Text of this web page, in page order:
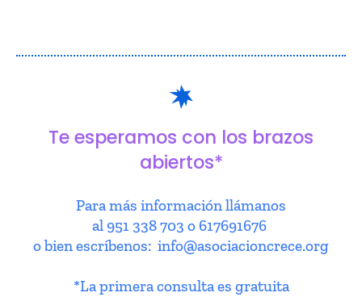
Te esperamos con los brazos
abiertos*
Para más información llámanos
al 951 338 703 o 617691676
o bien escríbenos: info@asociacioncrece.org
*La primera consulta es gratuita